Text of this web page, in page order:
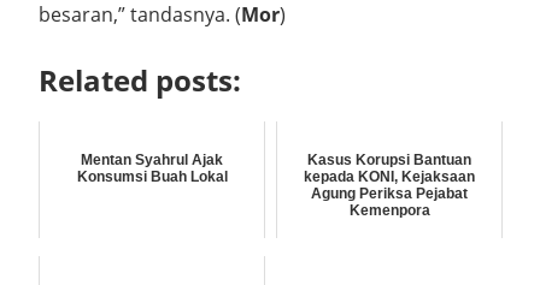
besaran,” tandasnya. (Mor)
Related posts:
Mentan Syahrul Ajak
Konsumsi Buah Lokal
Kasus Korupsi Bantuan
kepada KONI, Kejaksaan
Agung Periksa Pejabat
Kemenpora